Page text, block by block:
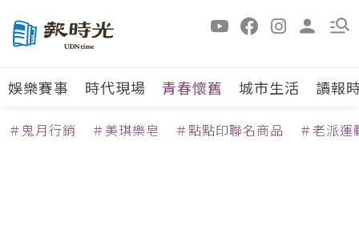
娛樂賽事 時代現場 青春懷舊 城市生活 讀報
＃鬼月行銷 ＃美琪樂皂 ＃點點印聯名商品 ＃老派運